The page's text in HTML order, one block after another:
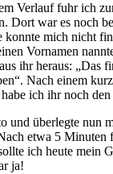
Verlauf fuhr ich
Dort war es noch
konnte mich nicht
Vornamen
ihr heraus: „Das
Nach einem
ich ihr noch den
und überlegte nun
etwa 5 Minuten
ich heute mein
ja!